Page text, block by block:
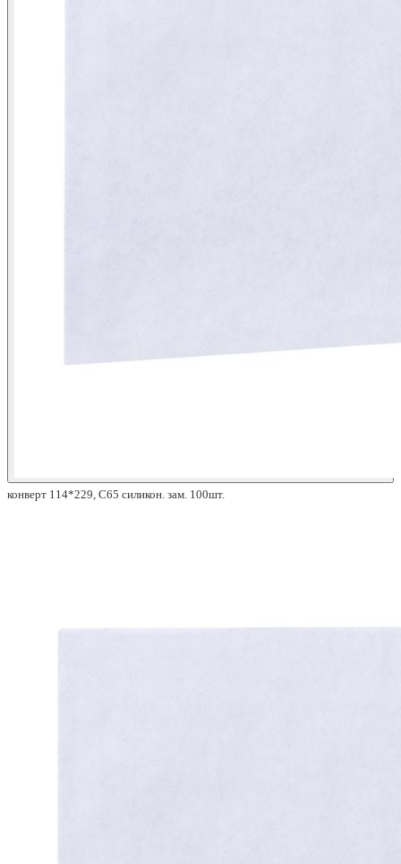
конверт 114*229, С65 силикон. зам. 100шт.